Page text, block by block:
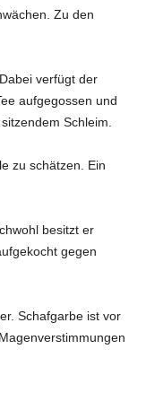
Zu den
Dabei verfügt der
aufgegossen und
Schleim.
zu schätzen. Ein
besitzt er
gegen
Schafgarbe ist vor